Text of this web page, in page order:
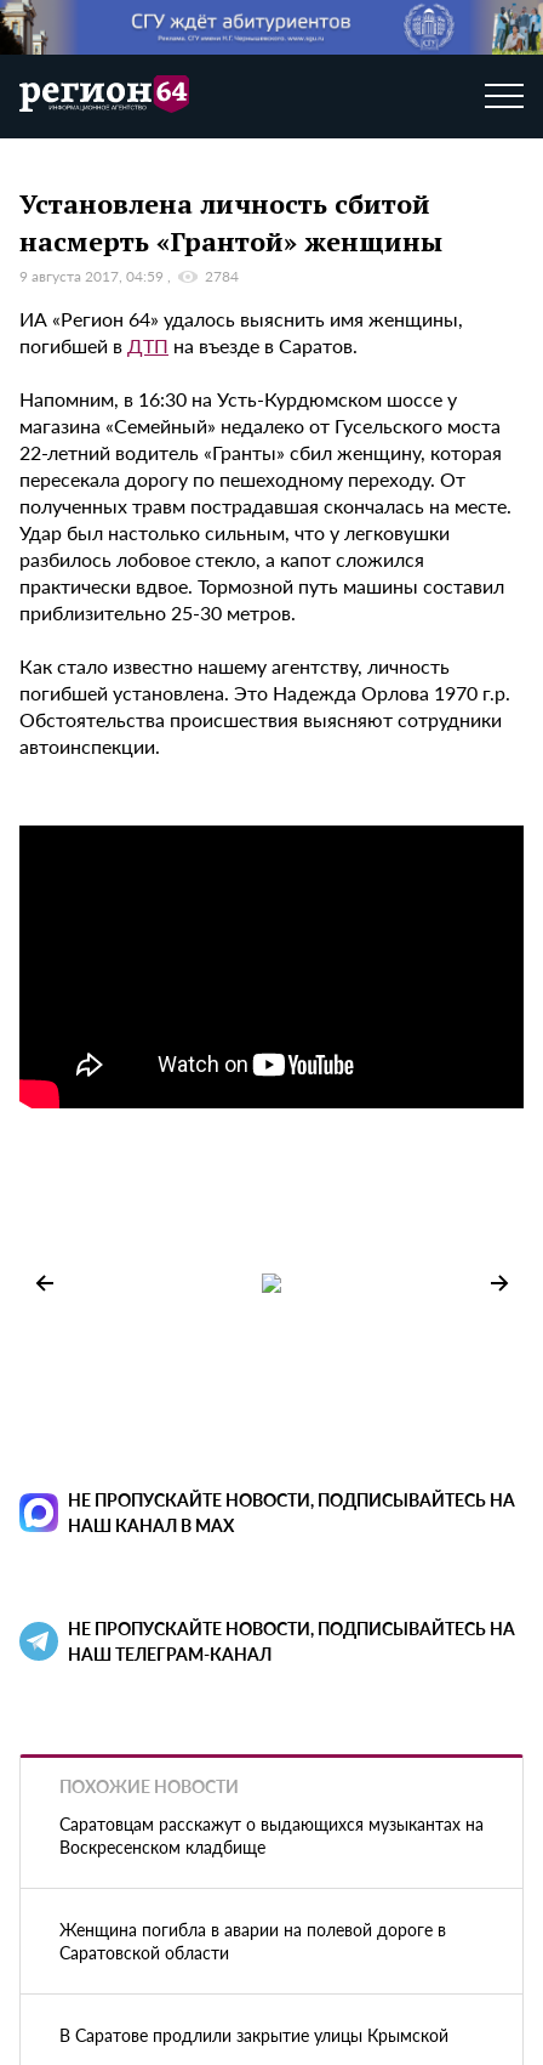
Установлена личность сбитой
насмерть «Грантой» женщины
9 августа 2017, 04:59 2784
ИА «Регион 64» удалось выяснить имя женщины,
погибшей вДТП на въезде в Саратов.
Напомним, в 16:30 на Усть-Курдюмском шоссе у
магазина «Семейный» недалеко от Гусельского моста
22-летний водитель «Гранты» сбил женщину, которая
пересекала дорогу по пешеходному переходу. От
полученных травм пострадавшая скончалась на месте.
Удар был настолько сильным, что у легковушки
разбилось лобовое стекло, а капот сложился
практически вдвое. Тормозной путь машины составил
приблизительно 25-30 метров.
Как стало известно нашему агентству, личность
погибшей установлена. Это Надежда Орлова 1970 г.р.
Обстоятельства происшествия выясняют сотрудники
автоинспекции.
НЕ ПРОПУСКАЙТЕ НОВОСТИ, ПОДПИСЫВАЙТЕСЬ НА
НАШ КАНАЛ В MAX
НЕ ПРОПУСКАЙТЕ НОВОСТИ, ПОДПИСЫВАЙТЕСЬ НА
НАШ ТЕЛЕГРАМ-КАНАЛ
ПОХОЖИЕ НОВОСТИ
Саратовцам расскажут о выдающихся музыкантах на
Воскресенском кладбище
Женщина погибла в аварии на полевой дороге в
Саратовской области
В Саратове продлили закрытие улицы Крымской